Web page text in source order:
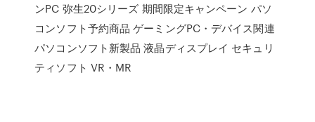
ンPC 弥生20シリーズ 期間限定キャンペーン パソ
コンソフト予約商品 ゲーミングPC・デバイス関連
パソコンソフト新製品 液晶ディスプレイ セキュリ
ティソフト VR・MR